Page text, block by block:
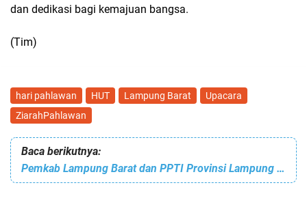
dan dedikasi bagi kemajuan bangsa.
(Tim)
hari pahlawan HUT Lampung Barat
Upacara
ZiarahPahlawan
Baca berikutnya:
Pemkab Lampung Barat dan PPTI Provinsi Lampung Perkuat Sinergi Eliminasi TBC